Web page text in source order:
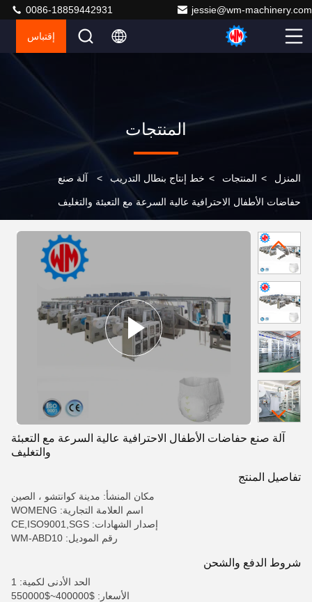
jessie@wm-machinery.com
0086-18859442931
إقتباس
المنتجات
المنزل > المنتجات > خط إنتاج بنطال التدريب > آلة صنع
حفاضات الأطفال الاحترافية عالية السرعة مع التعبئة والتغليف
آلة صنع حفاضات الأطفال الاحترافية عالية السرعة مع التعبئة
والتغليف
تفاصيل المنتج
مكان المنشأ: مدينة كوانتشو ، الصين
اسم العلامة التجارية: WOMENG
إصدار الشهادات: CE,ISO9001,SGS
رقم الموديل: WM-ABD10
شروط الدفع والشحن
الحد الأدنى لكمية: 1
الأسعار: $400000~$550000